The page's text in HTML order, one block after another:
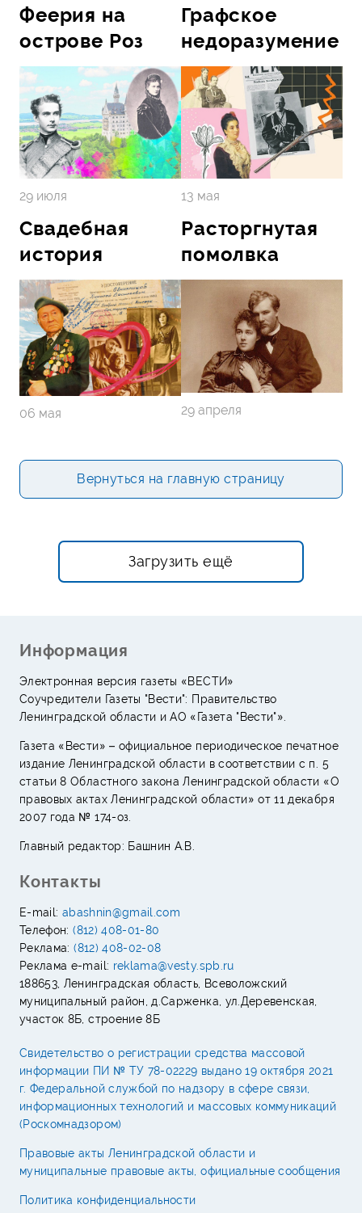
Феерия на
острове Роз
29 июля
Графское
недоразумение
13 мая
Свадебная
история
06 мая
Расторгнутая
помолвка
29 апреля
Вернуться на главную страницу
Загрузить ещё
Информация
Электронная версия газеты «ВЕСТИ»
Соучредители Газеты "Вести": Правительство
Ленинградской области и АО «Газета "Вести"».
Газета «Вести» – официальное периодическое печатное
издание Ленинградской области в соответствии с п. 5
статьи 8 Областного закона Ленинградской области «О
правовых актах Ленинградской области» от 11 декабря
2007 года № 174-оз.
Главный редактор: Башнин А.В.
Контакты
E-mail: abashnin@gmail.com
Телефон:(812) 408-01-80
Реклама:(812) 408-02-08
Реклама e-mail: reklama@vesty.spb.ru
188653, Ленинградская область, Всеволожский
муниципальный район, д.Сарженка, ул.Деревенская,
участок 8Б, строение 8Б
Свидетельство о регистрации средства массовой
информации ПИ № ТУ 78-02229 выдано 19 октября 2021
г. Федеральной службой по надзору в сфере связи,
информационных технологий и массовых коммуникаций
(Роскомнадзором)
Правовые акты Ленинградской области и
муниципальные правовые акты, официальные сообщения
Политика конфиденциальности